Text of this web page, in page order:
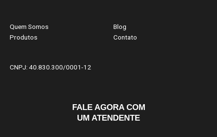
Quem Somos
Produtos
Blog
Contato
CNPJ: 40.830.300/0001-12
FALE AGORA COM
UM ATENDENTE